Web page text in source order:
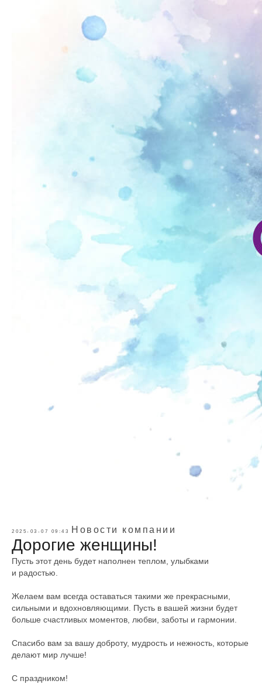
2025-03-07 09:43 Новости компании
Дорогие женщины!
Пусть этот день будет наполнен теплом, улыбками
и радостью.
Желаем вам всегда оставаться такими же прекрасными,
сильными и вдохновляющими. Пусть в вашей жизни будет
больше счастливых моментов, любви, заботы и гармонии.
Спасибо вам за вашу доброту, мудрость и нежность, которые
делают мир лучше!
С праздником!